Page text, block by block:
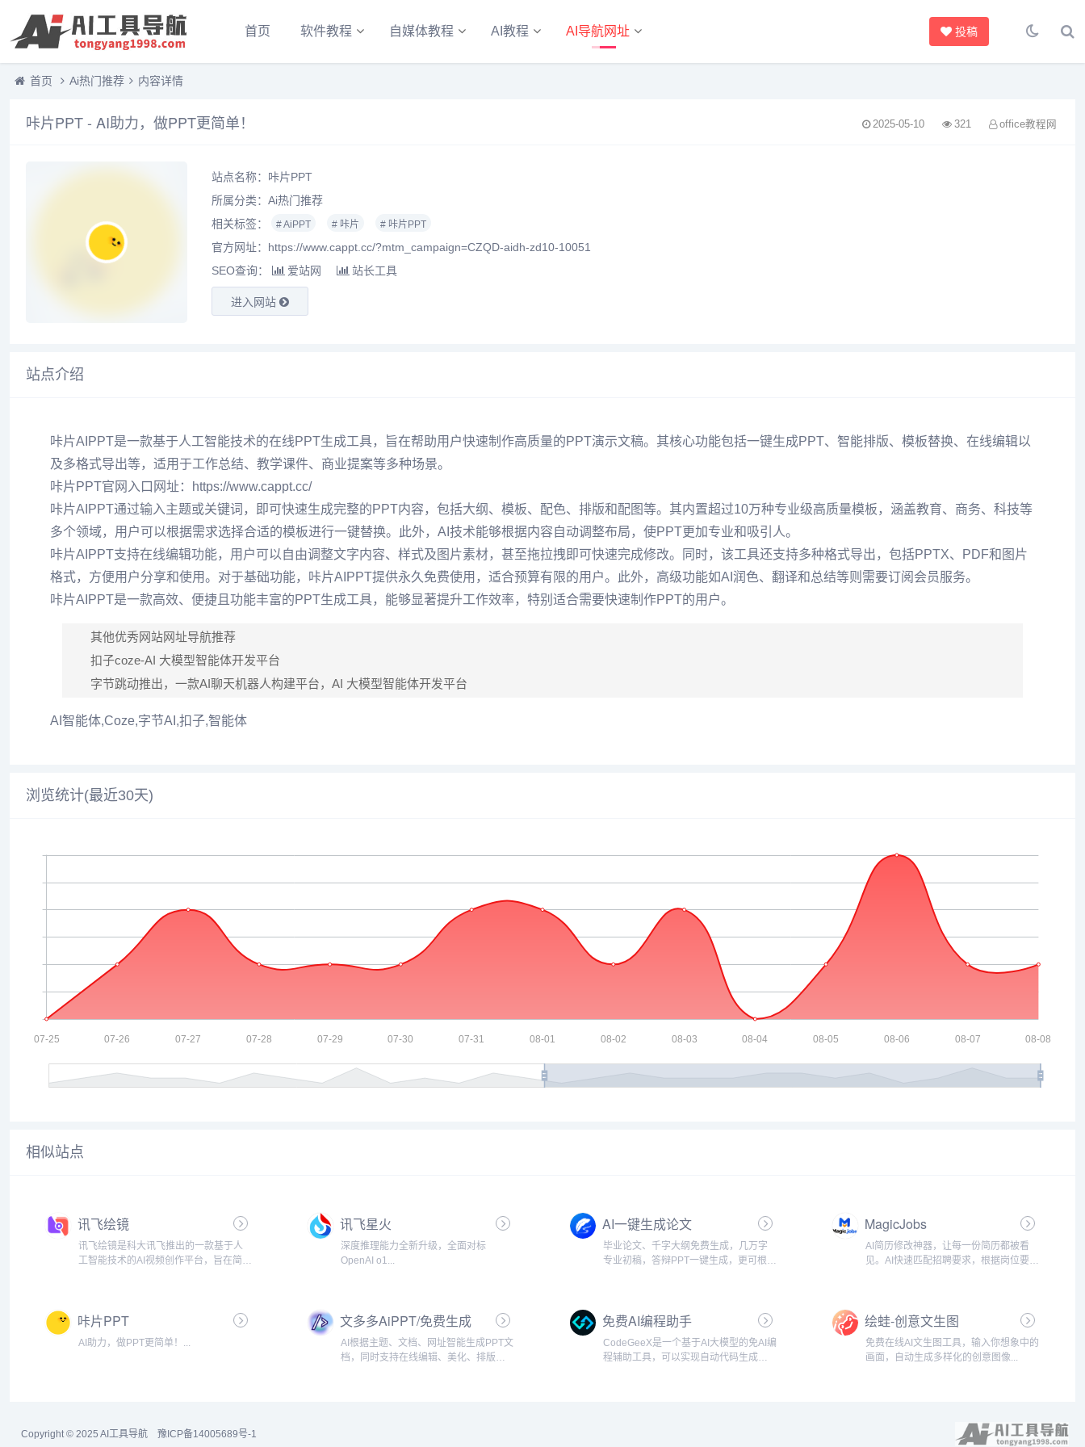
首页 软件教程 自媒体教程 AI教程 AI导航网址 投稿
首页 Ai热门推荐 内容详情
咔片PPT - AI助力，做PPT更简单！ 2025-05-10 321 office教程网
站点名称：咔片PPT
所属分类： Ai热门推荐
相关标签：
# AiPPT # 咔片 # 咔片PPT
官方网址：https://www.cappt.cc/?mtm_campaign=CZQD-aidh-zd10-10051
SEO查询：
爱站网 站长工具
进入网站
站点介绍
咔片AIPPT是一款基于人工智能技术的在线PPT生成工具，旨在帮助用户快速制作高质量的PPT演示文稿。其核心功能包括一键生成PPT、智能排版、模板替换、在线编辑以
及多格式导出等，适用于工作总结、教学课件、商业提案等多种场景。
咔片PPT官网入口网址：https://www.cappt.cc/
咔片AIPPT通过输入主题或关键词，即可快速生成完整的PPT内容，包括大纲、模板、配色、排版和配图等。其内置超过10万种专业级高质量模板，涵盖教育、商务、科技等
多个领域，用户可以根据需求选择合适的模板进行一键替换。此外，AI技术能够根据内容自动调整布局，使PPT更加专业和吸引人。
咔片AIPPT支持在线编辑功能，用户可以自由调整文字内容、样式及图片素材，甚至拖拉拽即可快速完成修改。同时，该工具还支持多种格式导出，包括PPTX、PDF和图片
格式，方便用户分享和使用。对于基础功能，咔片AIPPT提供永久免费使用，适合预算有限的用户。此外，高级功能如AI润色、翻译和总结等则需要订阅会员服务。
咔片AIPPT是一款高效、便捷且功能丰富的PPT生成工具，能够显著提升工作效率，特别适合需要快速制作PPT的用户。
其他优秀网站网址导航推荐
扣子coze-AI 大模型智能体开发平台
字节跳动推出，一款AI聊天机器人构建平台，AI 大模型智能体开发平台
AI智能体,Coze,字节AI,扣子,智能体
浏览统计(最近30天)
相似站点
讯飞绘镜
讯飞绘镜是科大讯飞推出的一款基于人
工智能技术的AI视频创作平台，旨在简化
讯飞星火
深度推理能力全新升级，全面对标
OpenAI o1...
AI一键生成论文
毕业论文、千字大纲免费生成，几万字
专业初稿，答辩PPT一键生成，更可根据
MagicJobs
AI简历修改神器，让每一份简历都被看
见。AI快速匹配招聘要求，根据岗位要求
咔片PPT
AI助力，做PPT更简单！...
文多多AiPPT/免费生成
AI根据主题、文档、网址智能生成PPT文
档，同时支持在线编辑、美化、排版、
免费AI编程助手
CodeGeeX是一个基于AI大模型的免AI编
程辅助工具，可以实现自动代码生成、
绘蛙-创意文生图
免费在线AI文生图工具，输入你想象中的
画面，自动生成多样化的创意图像...
Copyright © 2025 AI工具导航 豫ICP备14005689号-1